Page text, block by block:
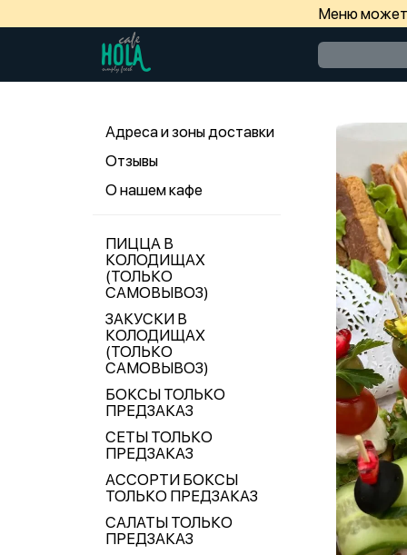
Меню может
Адреса и зоны доставки
Отзывы
О нашем кафе
ПИЦЦА В
КОЛОДИЩАХ
(ТОЛЬКО
САМОВЫВОЗ)
ЗАКУСКИ В
КОЛОДИЩАХ
(ТОЛЬКО
САМОВЫВОЗ)
БОКСЫ ТОЛЬКО
ПРЕДЗАКАЗ
СЕТЫ ТОЛЬКО
ПРЕДЗАКАЗ
АССОРТИ БОКСЫ
ТОЛЬКО ПРЕДЗАКАЗ
САЛАТЫ ТОЛЬКО
ПРЕДЗАКАЗ